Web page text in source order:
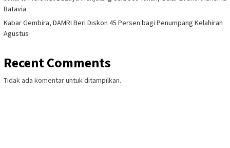
Batavia
Kabar Gembira, DAMRI Beri Diskon 45 Persen bagi Penumpang Kelahiran
Agustus
Recent Comments
Tidak ada komentar untuk ditampilkan.